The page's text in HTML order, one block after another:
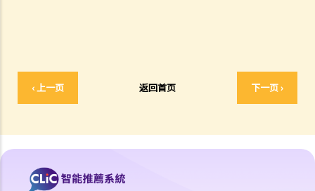
‹ 上一页 返回首页 下一页 ›
1. 怎样计算将送达认收书送交法院存档的14天时限？
2. 作为被告人，我应否就向我展开的诉讼作抗辩？
6. 如被告人提交抗辩书（和反申索书），情况会怎样？